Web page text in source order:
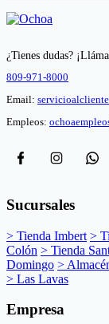
¿Tienes dudas?
809-971-8000
Email:
Empleos:
Sucursales
> Tienda Imbert >
Colón > Tienda
Domingo >
> Las Lavas
Empresa